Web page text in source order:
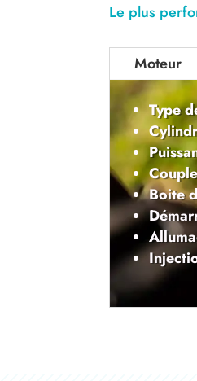
Le plus
Moteur
Type
Boite